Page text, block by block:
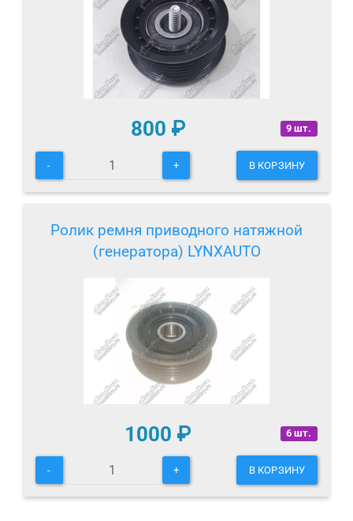
9 шт.
800 ₽
- + В КОРЗИНУ
Ролик ремня приводного натяжной
(генератора) LYNXAUTO
6 шт.
1000 ₽
- + В КОРЗИНУ